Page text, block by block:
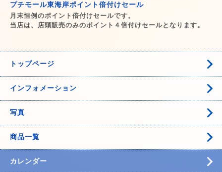
プチモール東海岸ポイント倍付けセール
月末恒例のポイント倍付けセールです。
当店は、店頭販売のみのポイント４倍付けセールとなります。
トップページ
インフォメーション
写真
商品一覧
カレンダー